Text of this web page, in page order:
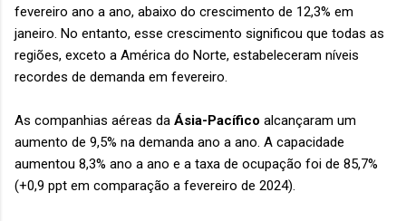
fevereiro ano a ano, abaixo do crescimento de 12,3% em
janeiro. No entanto, esse crescimento significou que todas as
regiões, exceto a América do Norte, estabeleceram níveis
recordes de demanda em fevereiro.
As companhias aéreas da Ásia-Pacífico alcançaram um
aumento de 9,5% na demanda ano a ano. A capacidade
aumentou 8,3% ano a ano e a taxa de ocupação foi de 85,7%
(+0,9 ppt em comparação a fevereiro de 2024).